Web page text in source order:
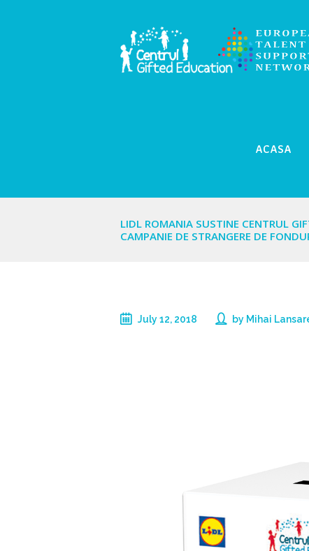
ACASA
LIDL ROMANIA SUSTINE CENTRUL
CAMPANIE DE STRANGERE DE
July 12, 2018 by Mihai